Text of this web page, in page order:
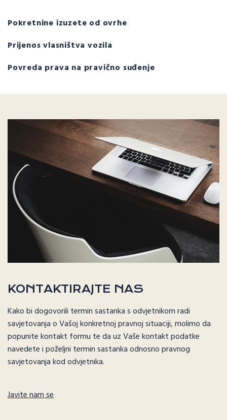
Pokretnine izuzete od ovrhe
Prijenos vlasništva vozila
Povreda prava na pravično suđenje
KONTAKTIRAJTE NAS
Kako bi dogovorili termin sastanka s odvjetnikom radi
savjetovanja o Vašoj konkretnoj pravnoj situaciji, molimo da
popunite kontakt formu te da uz Vaše kontakt podatke
navedete i poželjni termin sastanka odnosno pravnog
savjetovanja kod odvjetnika.
Javite nam se